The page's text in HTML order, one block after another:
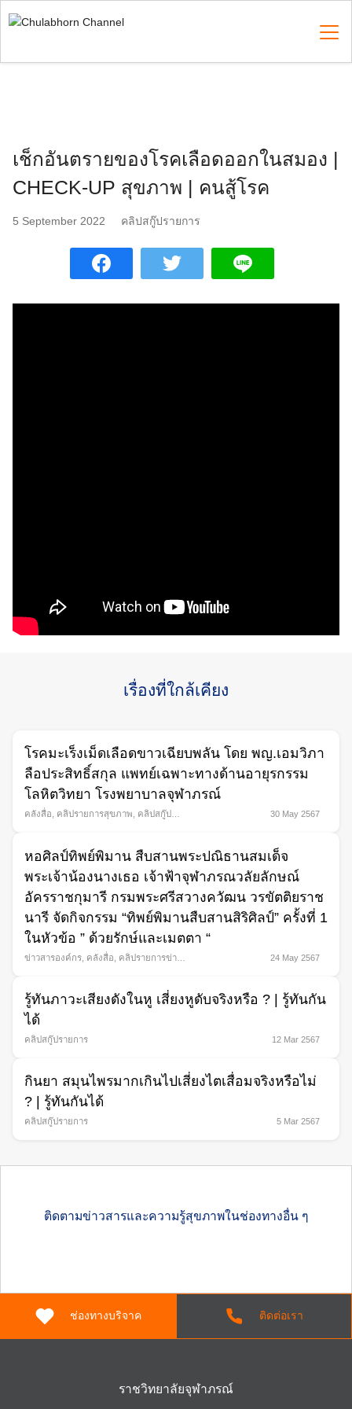
to
Search
เช็กอันตรายของโรคเลือดออกในสมอง |
CHECK-UP สุขภาพ | คนสู้โรค
5 September 2022 คลิปสกู๊ปรายการ
เรื่องที่ใกล้เคียง
โรคมะเร็งเม็ดเลือดขาวเฉียบพลัน โดย พญ.เอมวิภา
ลือประสิทธิ์สกุล แพทย์เฉพาะทางด้านอายุรกรรม
โลหิตวิทยา โรงพยาบาลจุฬาภรณ์
คลังสื่อ คลิปรายการสุขภาพ
คลิปสกู๊ป
30 May 2567
หอศิลป์ทิพย์พิมาน สืบสานพระปณิธานสมเด็จ
พระเจ้าน้องนางเธอ เจ้าฟ้าจุฬาภรณวลัยลักษณ์
อัครราชกุมารี กรมพระศรีสวางควัฒน วรขัตติยราช
นารี จัดกิจกรรม “ทิพย์พิมานสืบสานสิริศิลป์” ครั้งที่ 1
ในหัวข้อ ” ด้วยรักษ์และเมตตา “
ข่าวสารองค์กร คลังสื่อ
คลิปรายการข่าว
24 May 2567
รู้ทันภาวะเสียงดังในหู เสี่ยงหูดับจริงหรือ ? | รู้ทันกัน
ได้
คลิปสกู๊ปรายการ 12 Mar 2567
กินยา สมุนไพรมากเกินไปเสี่ยงไตเสื่อมจริงหรือไม่
? | รู้ทันกันได้
คลิปสกู๊ปรายการ 5 Mar 2567
ติดตามข่าวสารและความรู้สุขภาพในช่องทางอื่น ๆ
ช่องทางบริจาค ติดต่อเรา
ราชวิทยาลัยจุฬาภรณ์